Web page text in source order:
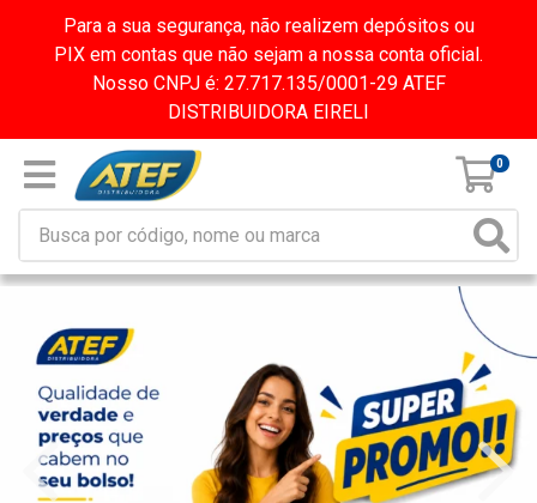
Para a sua segurança, não realizem depósitos ou
PIX em contas que não sejam a nossa conta oficial.
Nosso CNPJ é: 27.717.135/0001-29 ATEF
DISTRIBUIDORA EIRELI
0